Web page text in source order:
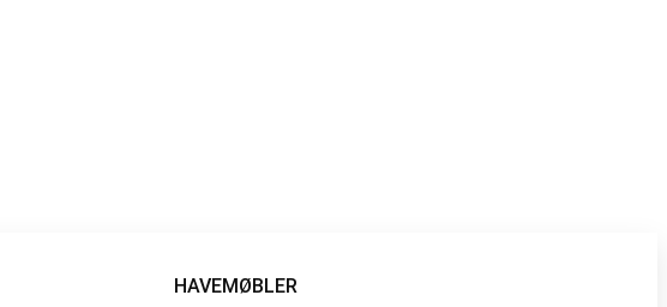
HAVEMØBLER